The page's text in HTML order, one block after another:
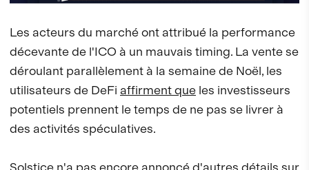
Les acteurs du marché ont attribué la performance
décevante de l'ICO à un mauvais timing. La vente se
déroulant parallèlement à la semaine de Noël, les
utilisateurs de DeFi affirment que les investisseurs
potentiels prennent le temps de ne pas se livrer à
des activités spéculatives.
Solstice n'a pas encore annoncé d'autres détails sur